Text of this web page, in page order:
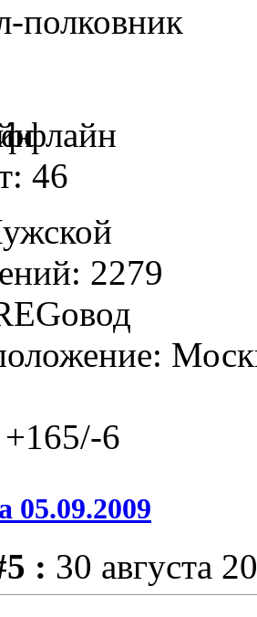
полковник
46
2279
6
05.09.2009
: 30 августа